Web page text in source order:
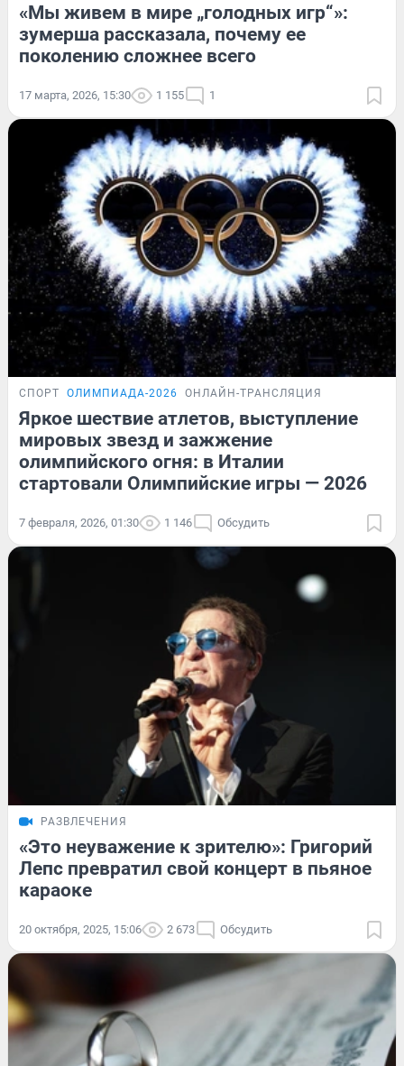
«Мы живем в мире „голодных игр“»:
зумерша рассказала, почему ее
поколению сложнее всего
17 марта, 2026, 15:30 1 155 1
СПОРТ ОЛИМПИАДА-2026 ОНЛАЙН-ТРАНСЛЯЦИЯ
Яркое шествие атлетов, выступление
мировых звезд и зажжение
олимпийского огня: в Италии
стартовали Олимпийские игры — 2026
7 февраля, 2026, 01:30 1 146 Обсудить
РАЗВЛЕЧЕНИЯ
«Это неуважение к зрителю»: Григорий
Лепс превратил свой концерт в пьяное
караоке
20 октября, 2025, 15:06 2 673 Обсудить